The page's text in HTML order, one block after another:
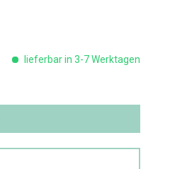
lieferbar in 3-7 Werktagen